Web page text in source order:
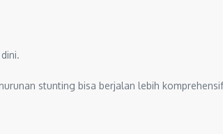
stunting bisa berjalan lebih